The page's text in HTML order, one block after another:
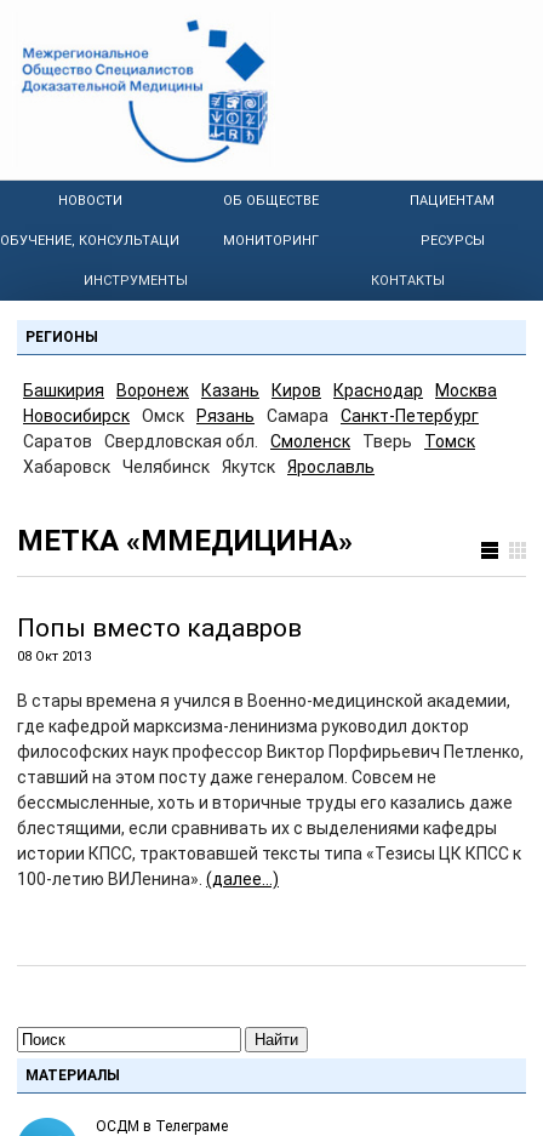
НОВОСТИ ОБ ОБЩЕСТВЕ ПАЦИЕНТАМ
ОБУЧЕНИЕ, КОНСУЛЬТАЦИИ МОНИТОРИНГ РЕСУРСЫ
ИНСТРУМЕНТЫ КОНТАКТЫ
РЕГИОНЫ
Башкирия Воронеж Казань Киров Краснодар
Москва
Новосибирск
Омск Рязань Самара
Санкт-Петербург
Саратов
Свердловская обл. Смоленск Тверь
Томск
Хабаровск
Челябинск Якутск Ярославль
МЕТКА «ММЕДИЦИНА»
Попы вместо кадавров
08 Окт 2013
В стары времена я учился в Военно-медицинской академии,
где кафедрой марксизма-ленинизма руководил доктор
философских наук профессор Виктор Порфирьевич Петленко,
ставший на этом посту даже генералом. Совсем не
бессмысленные, хоть и вторичные труды его казались даже
блестящими, если сравнивать их с выделениями кафедры
истории КПСС, трактовавшей тексты типа «Тезисы ЦК КПСС к
100-летию ВИЛенина». (далее…)
Найти
МАТЕРИАЛЫ
ОСДМ в Телеграме